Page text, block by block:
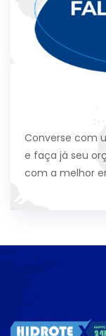
Converse com
e faça já seu
com a melhor